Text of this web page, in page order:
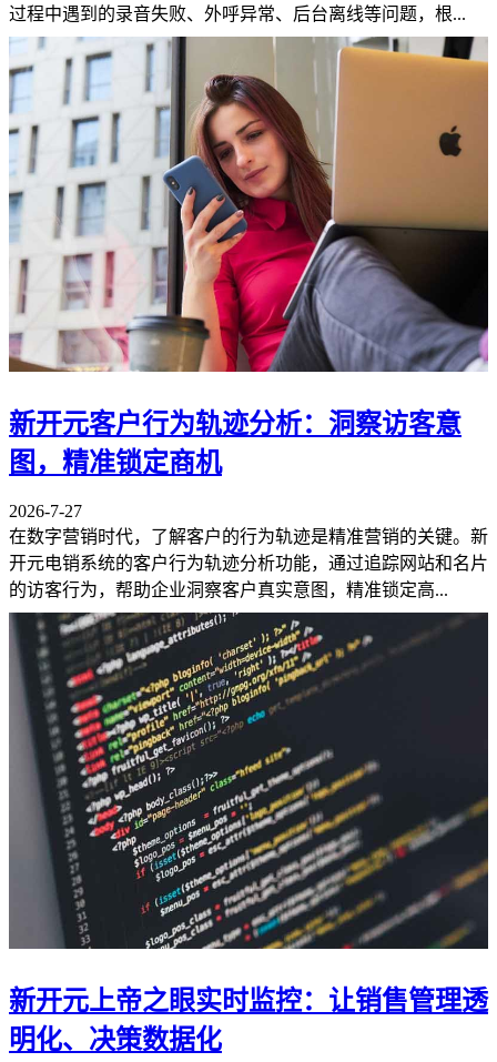
过程中遇到的录音失败、外呼异常、后台离线等问题，根...
新开元客户行为轨迹分析：洞察访客意
图，精准锁定商机
2026-7-27
在数字营销时代，了解客户的行为轨迹是精准营销的关键。新
开元电销系统的客户行为轨迹分析功能，通过追踪网站和名片
的访客行为，帮助企业洞察客户真实意图，精准锁定高...
新开元上帝之眼实时监控：让销售管理透
明化、决策数据化